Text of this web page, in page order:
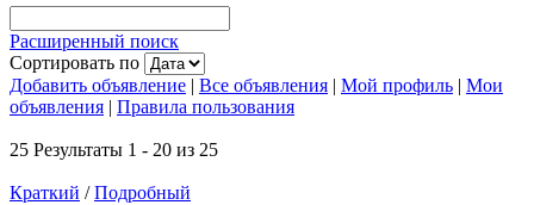
Расширенный поиск
Сортировать по
Добавить объявление | Все объявления | Мой профиль | Мои
объявления | Правила пользования
25 Результаты 1 - 20 из 25
Краткий /Подробный